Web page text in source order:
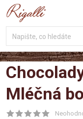
Přejít
na
Mléčná